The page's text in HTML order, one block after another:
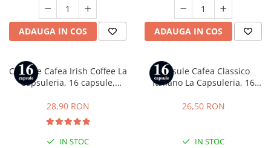
ADAUGA IN COS ADAUGA IN COS
Capsule Cafea Irish Coffee La
Capsuleria, 16 capsule,
28,90 RON
IN STOC
Capsule Cafea Classico
Italiano La Capsuleria, 16
Gusto
26,50 RON
IN STOC